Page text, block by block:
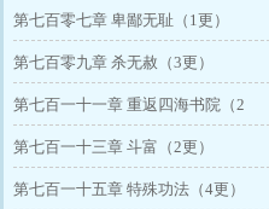
第七百零七章 卑鄙无耻（1更）
第七百零九章 杀无赦（3更）
第七百一十一章 重返四海书院（2
更）
第七百一十三章 斗富（2更）
第七百一十五章 特殊功法（4更）